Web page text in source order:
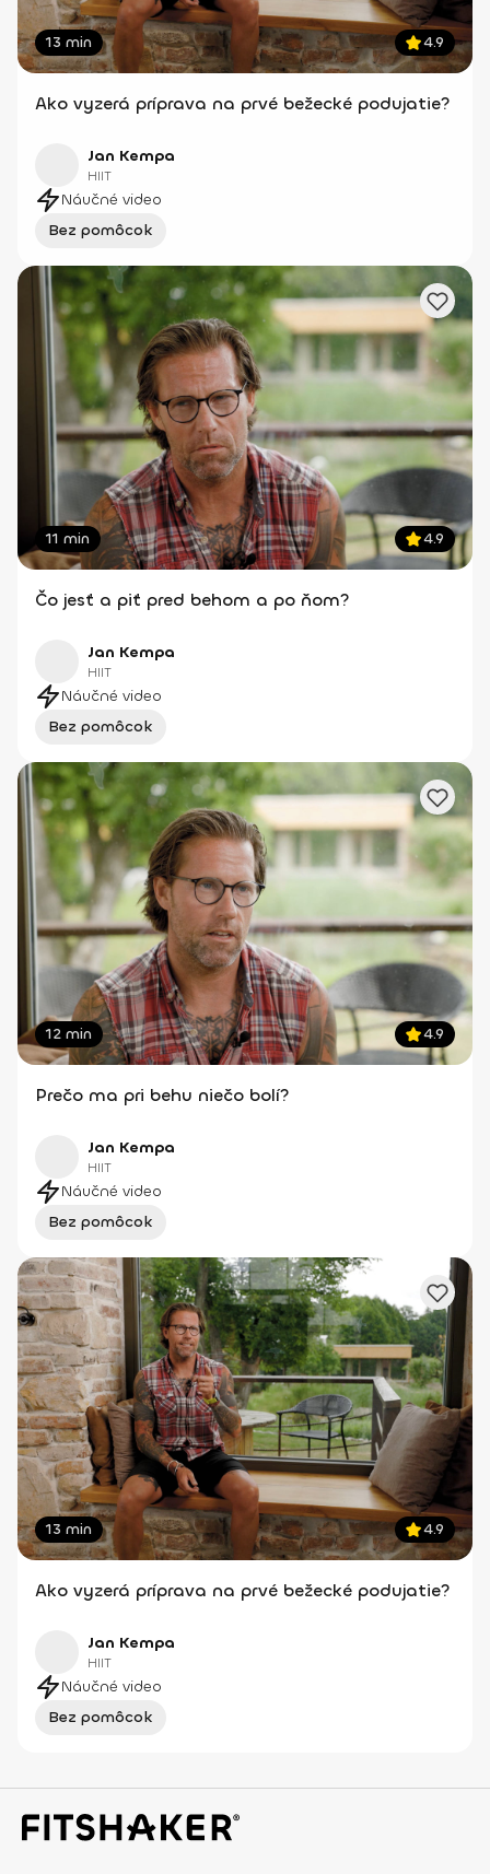
13 min 4.9
Ako vyzerá príprava na prvé bežecké podujatie?
Jan Kempa
HIIT
Náučné video
Bez pomôcok
11 min 4.9
Čo jesť a piť pred behom a po ňom?
Jan Kempa
HIIT
Náučné video
Bez pomôcok
12 min 4.9
Prečo ma pri behu niečo bolí?
Jan Kempa
HIIT
Náučné video
Bez pomôcok
13 min 4.9
Ako vyzerá príprava na prvé bežecké podujatie?
Jan Kempa
HIIT
Náučné video
Bez pomôcok